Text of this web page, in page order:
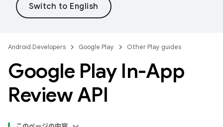
Android Developers Google Play Other Play guides
Google Play In-App
Review API